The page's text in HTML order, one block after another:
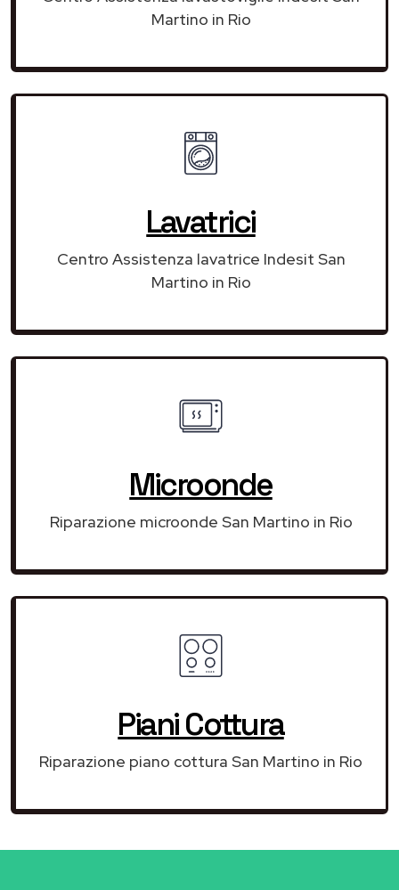
Martino in Rio
Lavatrici
Centro Assistenza lavatrice Indesit San
Martino in Rio
Microonde
Riparazione microonde San Martino in Rio
Piani Cottura
Riparazione piano cottura San Martino in Rio